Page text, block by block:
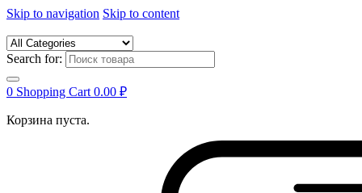
Skip to navigation Skip to content
Search for:
0 Shopping Cart 0.00 ₽
Корзина пуста.